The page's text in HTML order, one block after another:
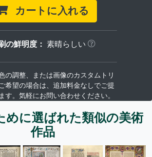
カートに入れる
の鮮明度： 素晴らしい
の調整、または画像のカスタムトリ
希望の場合は、追加料金なしでご提
す。気軽にお問い合わせください。
めに選ばれた類似の美術
作品